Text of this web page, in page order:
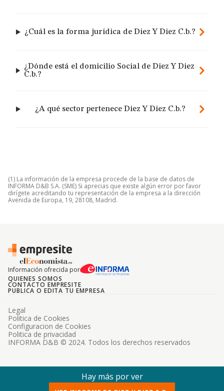
¿Cuál es la forma jurídica de Diez Y Diez C.b.?
¿Dónde está el domicilio Social de Diez Y Diez
C.b.?
¿A qué sector pertenece Diez Y Diez C.b.?
(1) La información de la empresa procede de la base de datos de
INFORMA D&B S.A. (SME) Si aprecias que existe algún error por favor
dirígete acreditando tu representación de la empresa a la dirección
Avenida de Europa, 19, 28108, Madrid.
Información ofrecida por
QUIENES SOMOS
CONTACTO EMPRESITE
PUBLICA O EDITA TU EMPRESA
INFORMA D&B © 2024. Todos los derechos reservados
Legal
Politica de Cookies
Configuracion de Cookies
Politica de privacidad
Hay más por ver